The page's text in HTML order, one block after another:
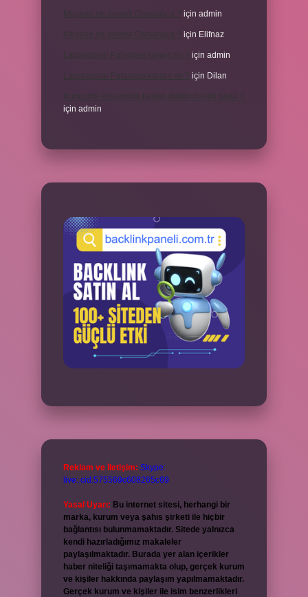
için admin
için Elifnaz
için admin
için Dilan
için admin
Reklam ve İletişim: Skype:
live:.cid.575569c608265c69
Yasal Uyarı: Bu internet sitesi, herhangi bir
marka, kurum veya şahıs şirketi ile hiçbir
bağlantısı bulunmamaktadır. Sitede yalnızca
kendi hazırladığımız makaleler
paylaşılmaktadır. Burada yer alan içerikler
haber niteliği taşımamakta olup, gerçek kurum
ve kişiler hakkında paylaşım yapılmamaktadır.
Gerçek kurum ve kişiler ile isim benzerlikleri